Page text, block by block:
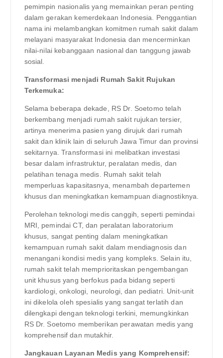
pemimpin nasionalis yang memainkan peran penting
dalam gerakan kemerdekaan Indonesia. Penggantian
nama ini melambangkan komitmen rumah sakit dalam
melayani masyarakat Indonesia dan mencerminkan
nilai-nilai kebanggaan nasional dan tanggung jawab
sosial.
Transformasi menjadi Rumah Sakit Rujukan
Terkemuka:
Selama beberapa dekade, RS Dr. Soetomo telah
berkembang menjadi rumah sakit rujukan tersier,
artinya menerima pasien yang dirujuk dari rumah
sakit dan klinik lain di seluruh Jawa Timur dan provinsi
sekitarnya. Transformasi ini melibatkan investasi
besar dalam infrastruktur, peralatan medis, dan
pelatihan tenaga medis. Rumah sakit telah
memperluas kapasitasnya, menambah departemen
khusus dan meningkatkan kemampuan diagnostiknya.
Perolehan teknologi medis canggih, seperti pemindai
MRI, pemindai CT, dan peralatan laboratorium
khusus, sangat penting dalam meningkatkan
kemampuan rumah sakit dalam mendiagnosis dan
menangani kondisi medis yang kompleks. Selain itu,
rumah sakit telah memprioritaskan pengembangan
unit khusus yang berfokus pada bidang seperti
kardiologi, onkologi, neurologi, dan pediatri. Unit-unit
ini dikelola oleh spesialis yang sangat terlatih dan
dilengkapi dengan teknologi terkini, memungkinkan
RS Dr. Soetomo memberikan perawatan medis yang
komprehensif dan mutakhir.
Jangkauan Layanan Medis yang Komprehensif: